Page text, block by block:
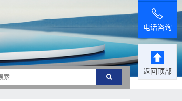
电话咨询
返回顶部